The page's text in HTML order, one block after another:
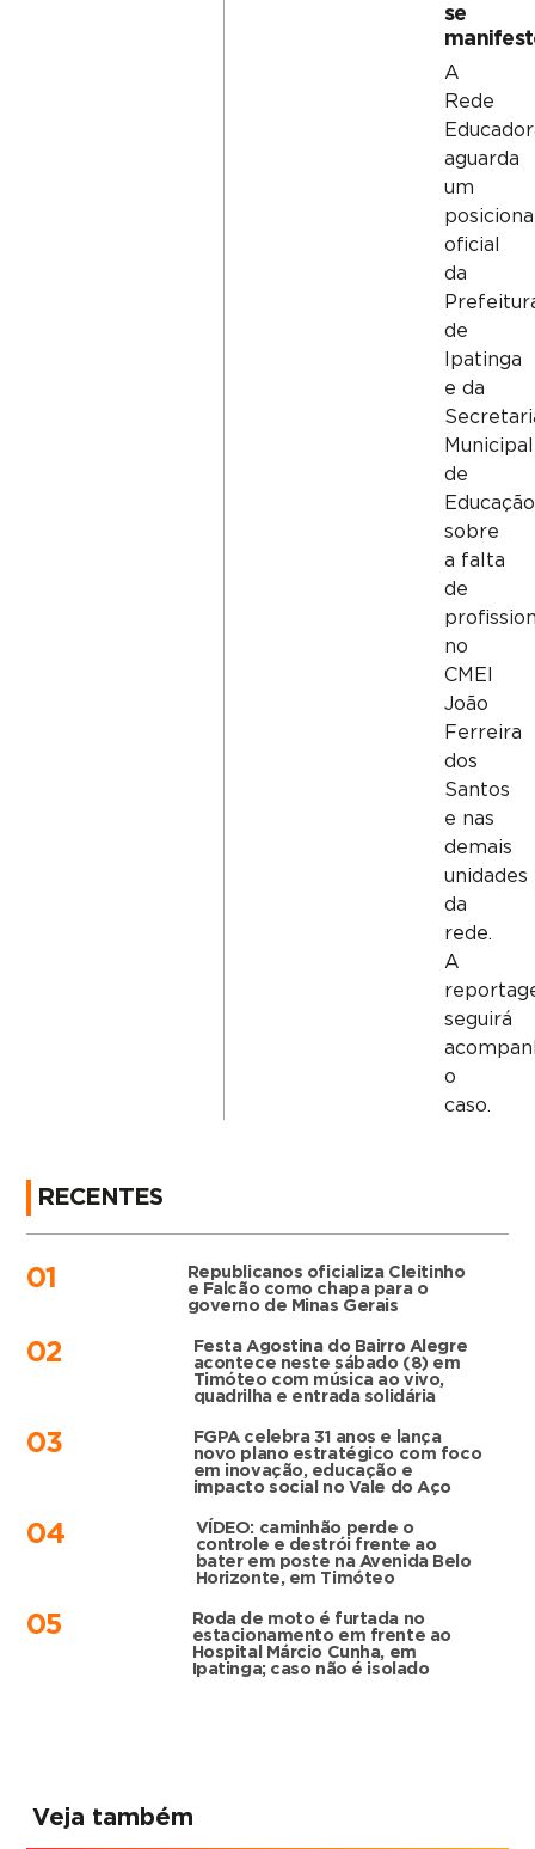
se
A
Rede
aguarda
um
oficial
da
de
Ipatinga
e da
Municipal
de
Educação
sobre
a falta
de
no
CMEI
João
Ferreira
dos
Santos
e nas
demais
unidades
da
rede.
A
seguirá
o
caso.
RECENTES
01
Republicanos oficializa Cleitinho
e Falcão como chapa para o
governo de Minas Gerais
02
Festa Agostina do Bairro Alegre
acontece neste sábado (8) em
Timóteo com música ao vivo,
quadrilha e entrada solidária
03
FGPA celebra 31 anos e lança
novo plano estratégico com foco
em inovação, educação e
impacto social no Vale do Aço
04
VÍDEO: caminhão perde o
controle e destrói frente ao
bater em poste na Avenida Belo
Horizonte, em Timóteo
05
Roda de moto é furtada no
estacionamento em frente ao
Hospital Márcio Cunha, em
Ipatinga; caso não é isolado
Veja também